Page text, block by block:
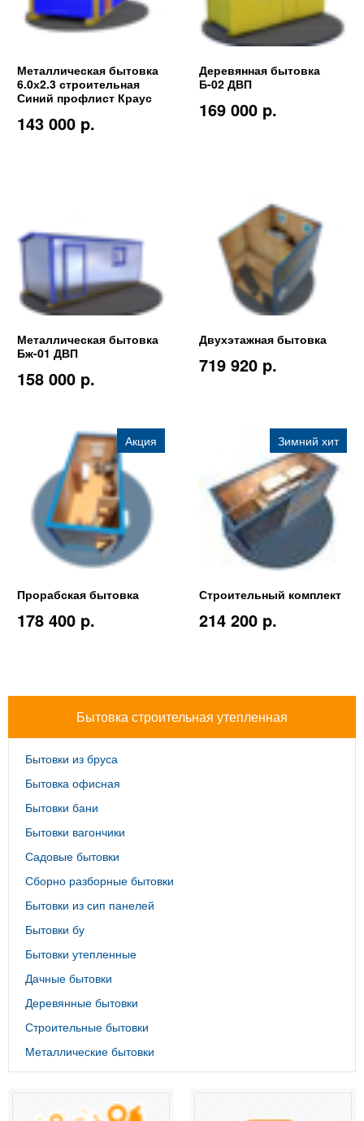
Металлическая бытовка
6.0х2.3 строительная
Синий профлист Краус
143 000 p.
Деревянная бытовка
Б-02 ДВП
169 000 p.
Металлическая бытовка
Бж-01 ДВП
158 000 p.
Двухэтажная бытовка
719 920 p.
Акция
Прорабская бытовка
178 400 p.
Зимний хит
Строительный комплект
214 200 p.
Бытовка строительная утепленная
Бытовки из бруса
Бытовка офисная
Бытовки бани
Бытовки вагончики
Садовые бытовки
Сборно разборные бытовки
Бытовки из сип панелей
Бытовки бу
Бытовки утепленные
Дачные бытовки
Деревянные бытовки
Строительные бытовки
Металлические бытовки